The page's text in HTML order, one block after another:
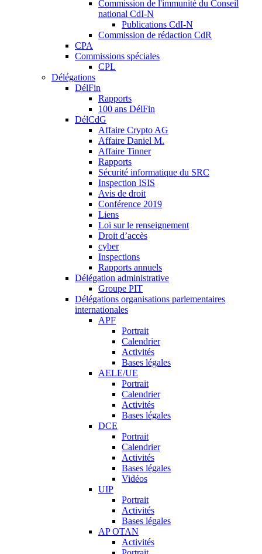
Commission de l'immunité du Conseil
national CdI-N
Publications CdI-N
Commission de rédaction CdR
CPA
Commissions spéciales
CPL
Délégations
DélFin
Rapports
100 ans DélFin
DélCdG
Affaire Crypto AG
Affaire Daniel M.
Affaire Tinner
Rapports
Sécurité informatique du SRC
Inspection ISIS
Avis de droit
Conférence 2019
Liens
Loi sur le renseignement
Droit d’accès
cyber
Inspections
Rapports annuels
Délégation administrative
Groupe PIT
Délégations organisations parlementaires
internationales
APF
Portrait
Calendrier
Activités
Bases légales
AELE/UE
Portrait
Calendrier
Activités
Bases légales
DCE
Portrait
Calendrier
Activités
Bases légales
Vidéos
UIP
Portrait
Activités
Bases légales
AP OTAN
Activités